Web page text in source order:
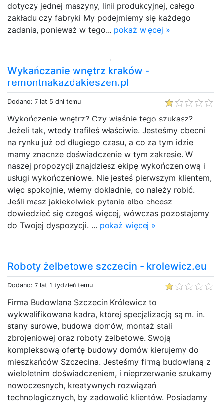
dotyczy jednej maszyny, linii produkcyjnej, całego
zakładu czy fabryki My podejmiemy się każdego
zadania, ponieważ w tego... pokaż więcej »
Wykańczanie wnętrz kraków -
remontnakazdakieszen.pl
Dodano: 7 lat 5 dni temu
Wykończenie wnętrz? Czy właśnie tego szukasz?
Jeżeli tak, wtedy trafiłeś właściwie. Jesteśmy obecni
na rynku już od długiego czasu, a co za tym idzie
mamy znacnze doświadczenie w tym zakresie. W
naszej propozycji znajdziesz ekipę wykończeniową i
usługi wykończeniowe. Nie jesteś pierwszym klientem,
więc spokojnie, wiemy dokładnie, co należy robić.
Jeśli masz jakiekolwiek pytania albo chcesz
dowiedzieć się czegoś więcej, wówczas pozostajemy
do Twojej dyspozycji. ... pokaż więcej »
Roboty żelbetowe szczecin - krolewicz.eu
Dodano: 7 lat 1 tydzień temu
Firma Budowlana Szczecin Królewicz to
wykwalifikowana kadra, której specjalizacją są m. in.
stany surowe, budowa domów, montaż stali
zbrojeniowej oraz roboty żelbetowe. Swoją
kompleksową ofertę budowy domów kierujemy do
mieszkańców Szczecina. Jesteśmy firmą budowlaną z
wieloletnim doświadczeniem, i nieprzerwanie szukamy
nowoczesnych, kreatywnych rozwiązań
technologicznych, by zadowolić klientów. Posiadamy